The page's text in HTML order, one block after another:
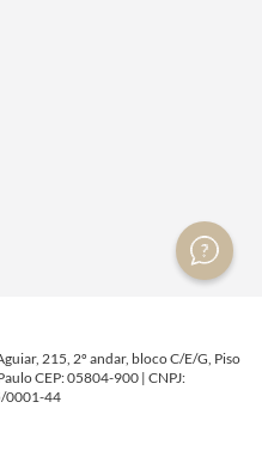
215, 2º andar, bloco C/E/G, Piso
CEP: 05804-900 | CNPJ:
0001-44